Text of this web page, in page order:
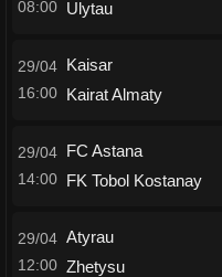
08:00 Ulytau
29/04
16:00
Kaisar
Kairat Almaty
29/04
14:00
FC Astana
FK Tobol Kostanay
29/04
12:00
Atyrau
Zhetysu